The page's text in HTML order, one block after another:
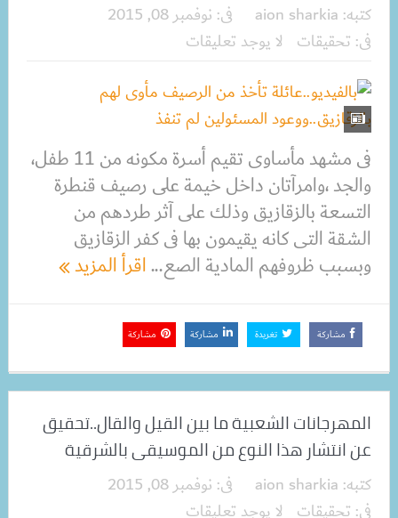
كتبه: aion sharkia فى: نوفمبر 08, 2015
فى: تحقيقات لا يوجد تعليقات
فى مشهد مأساوى تقيم أسرة مكونه من 11 طفل،
والجد ،وامرآتان داخل خيمة على رصيف قنطرة
التسعة بالزقازيق وذلك على آثر طردهم من
الشقة التى كانه يقيمون بها فى كفر الزقازيق
وبسبب ظروفهم المادية الصع...اقرأ المزيد
مشاركة تغريدة مشاركة مشاركة
المهرجانات الشعبية ما بين القيل والقال..تحقيق
عن انتشار هذا النوع من الموسيقى بالشرقية
كتبه: aion sharkia فى: نوفمبر 08, 2015
فى: تحقيقات لا يوجد تعليقات